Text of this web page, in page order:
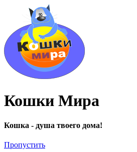
Кошки Мира
Кошка - душа твоего дома!
Пропустить